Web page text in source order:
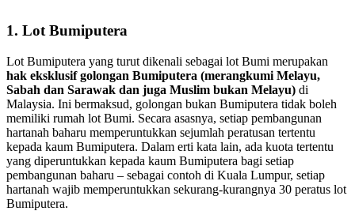
1. Lot Bumiputera
Lot Bumiputera yang turut dikenali sebagai lot Bumi merupakan
hak eksklusif golongan Bumiputera (merangkumi Melayu,
Sabah dan Sarawak dan juga Muslim bukan Melayu) di
Malaysia. Ini bermaksud, golongan bukan Bumiputera tidak boleh
memiliki rumah lot Bumi. Secara asasnya, setiap pembangunan
hartanah baharu memperuntukkan sejumlah peratusan tertentu
kepada kaum Bumiputera. Dalam erti kata lain, ada kuota tertentu
yang diperuntukkan kepada kaum Bumiputera bagi setiap
pembangunan baharu – sebagai contoh di Kuala Lumpur, setiap
hartanah wajib memperuntukkan sekurang-kurangnya 30 peratus lot
Bumiputera.